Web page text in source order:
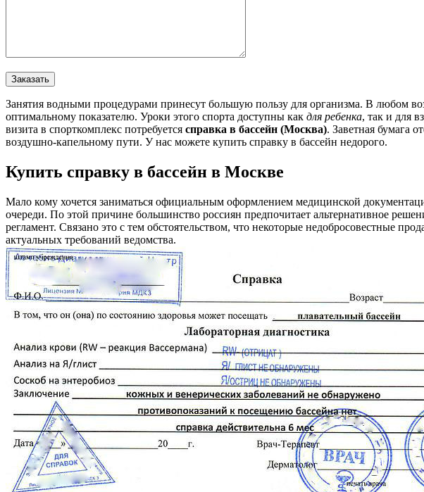
Занятия водными процедурами принесут большую пользу для организма. В любом
оптимальному показателю. Уроки этого спорта доступны как для ребенка, так и для
визита в спорткомплекс потребуется справка в бассейн (Москва). Заветная бумага
воздушно-капельному пути. У нас можете купить справку в бассейн недорого.
Купить справку в бассейн в Москве
Мало кому хочется заниматься официальным оформлением медицинской
очереди. По этой причине большинство россиян предпочитает альтернативное
регламент. Связано это с тем обстоятельством, что некоторые недобросовестные
актуальных требований ведомства.